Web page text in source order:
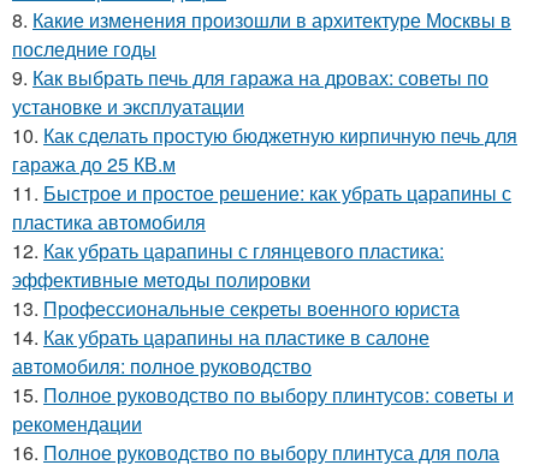
8. Какие изменения произошли в архитектуре Москвы в
последние годы
9. Как выбрать печь для гаража на дровах: советы по
установке и эксплуатации
10. Как сделать простую бюджетную кирпичную печь для
гаража до 25 КВ.м
11. Быстрое и простое решение: как убрать царапины с
пластика автомобиля
12. Как убрать царапины с глянцевого пластика:
эффективные методы полировки
13. Профессиональные секреты военного юриста
14. Как убрать царапины на пластике в салоне
автомобиля: полное руководство
15. Полное руководство по выбору плинтусов: советы и
рекомендации
16. Полное руководство по выбору плинтуса для пола